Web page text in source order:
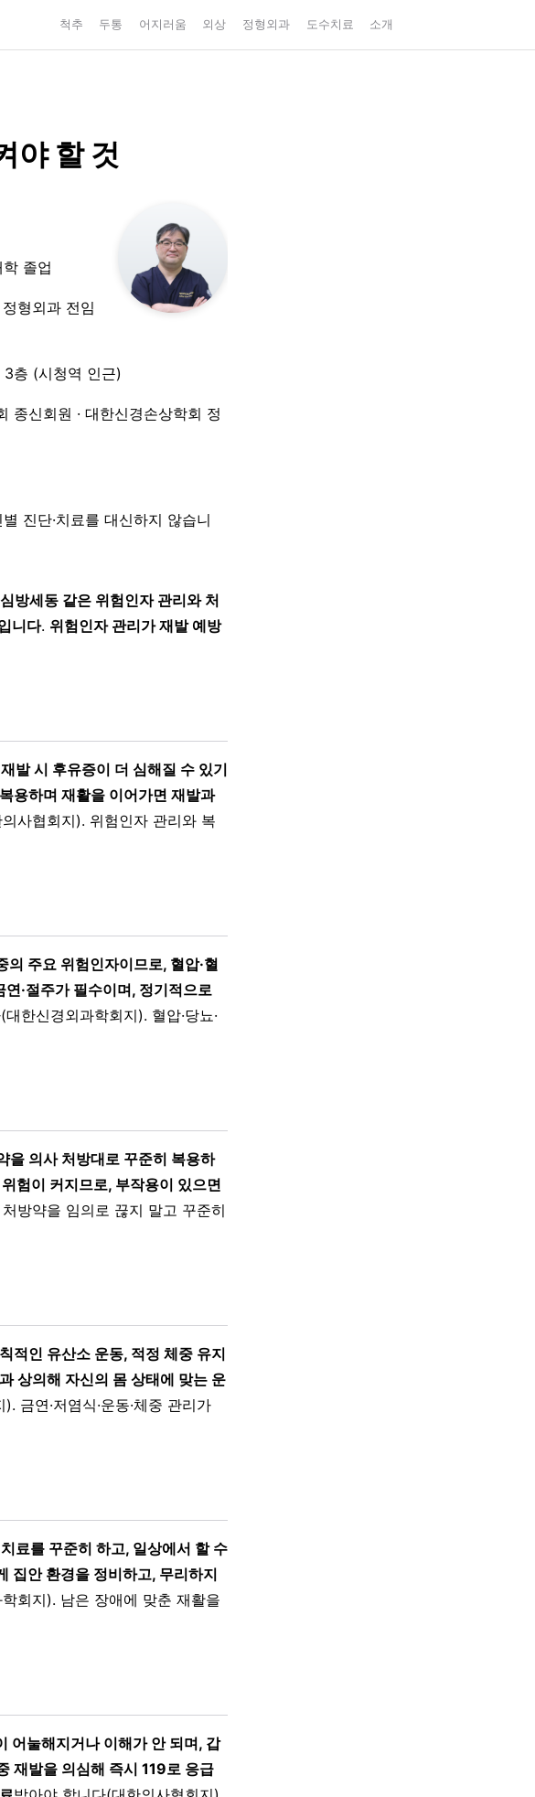
척추 두통 어지러움 외상 정형외과 도수치료 소개
야 할 것
졸업
형외과 전임
3층 (시청역 인근)
종신회원 · 대한신경손상학회 정
진단·치료를 대신하지 않습니
방세동 같은 위험인자 관리와 처
니다. 위험인자 관리가 재발 예방
발 시 후유증이 더 심해질 수 있기
용하며 재활을 이어가면 재발과
사협회지). 위험인자 관리와 복
주요 위험인자이므로, 혈압·혈
연·절주가 필수이며, 정기적으로
대한신경외과학회지). 혈압·당뇨·
을 의사 처방대로 꾸준히 복용하
험이 커지므로, 부작용이 있으면
방약을 임의로 끊지 말고 꾸준히
적인 유산소 운동, 적정 체중 유지
상의해 자신의 몸 상태에 맞는 운
금연·저염식·운동·체중 관리가
료를 꾸준히 하고, 일상에서 할 수
집안 환경을 정비하고, 무리하지
회지). 남은 장애에 맞춘 재활을
어눌해지거나 이해가 안 되며, 갑
재발을 의심해 즉시 119로 응급